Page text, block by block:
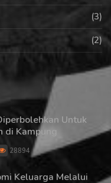
(3)
(2)
Untuk
di Kampung
28894
Keluarga Melalui